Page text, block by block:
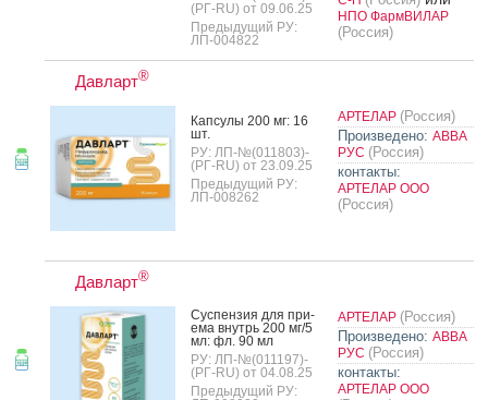
(РГ-RU) от 09.06.25
Предыдущий РУ:
ЛП-004822
НПО ФармВИЛАР
(Россия)
Давларт®
Кап­су­лы 200 мг: 16
шт.
РУ: ЛП-№(011803)-
(РГ-RU) от 23.09.25
Предыдущий РУ:
ЛП-008262
АРТЕЛАР (Россия)
Произведено: АВВА
РУС (Россия)
контакты:
АРТЕЛАР ООО
(Россия)
Давларт®
Сус­пензия для при­
ема внутрь 200 мг/5
мл: фл. 90 мл
РУ: ЛП-№(011197)-
(РГ-RU) от 04.08.25
Предыдущий РУ:
АРТЕЛАР (Россия)
Произведено: АВВА
РУС (Россия)
контакты:
АРТЕЛАР ООО